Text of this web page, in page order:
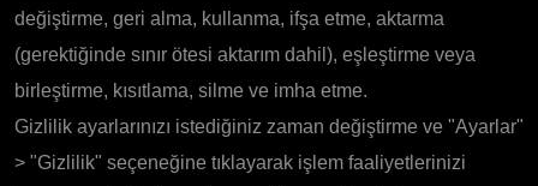
değiştirme, geri alma, kullanma, ifşa etme, aktarma
(gerektiğinde sınır ötesi aktarım dahil), eşleştirme veya
birleştirme, kısıtlama, silme ve imha etme.
Gizlilik ayarlarınızı istediğiniz zaman değiştirme ve "Ayarlar"
> "Gizlilik" seçeneğine tıklayarak işlem faaliyetlerinizi